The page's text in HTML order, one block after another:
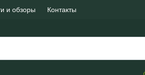
и обзоры Контакты